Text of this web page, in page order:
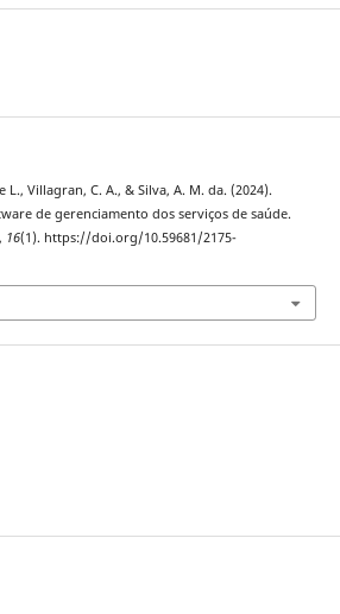
L., Villagran, C. A., & Silva, A. M. da. (2024).
de gerenciamento dos serviços de saúde.
16(1). https://doi.org/10.59681/2175-